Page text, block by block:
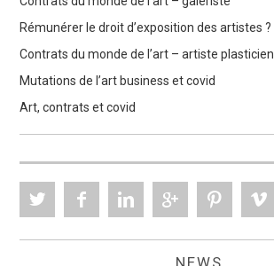
Rémunérer le droit d’exposition des artistes ?
Contrats du monde de l’art – artiste plasticien
Mutations de l’art business et covid
Art, contrats et covid
NEWS